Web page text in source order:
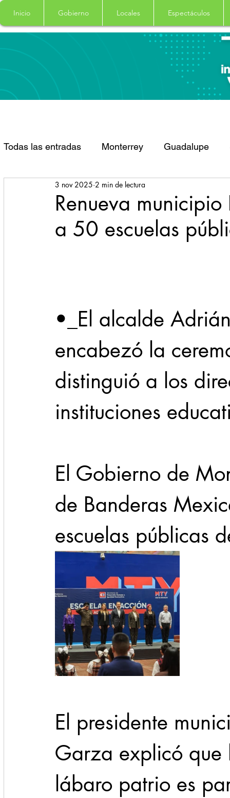
Inicio Gobierno Locales Espectáculos
Todas las entradas Monterrey Guadalupe
Santa Catarina San Pedro Garza Garcia
Espectaculos Clima Principal Salud
1 enero 31abr
Renueva
a 50 escuelas
3 nov 2025 2 min de lectura
•_El alcalde
encabezó la
distinguió a los
instituciones
El Gobierno de
de Banderas
escuelas públicas
El presidente
Garza explicó
lábaro patrio es